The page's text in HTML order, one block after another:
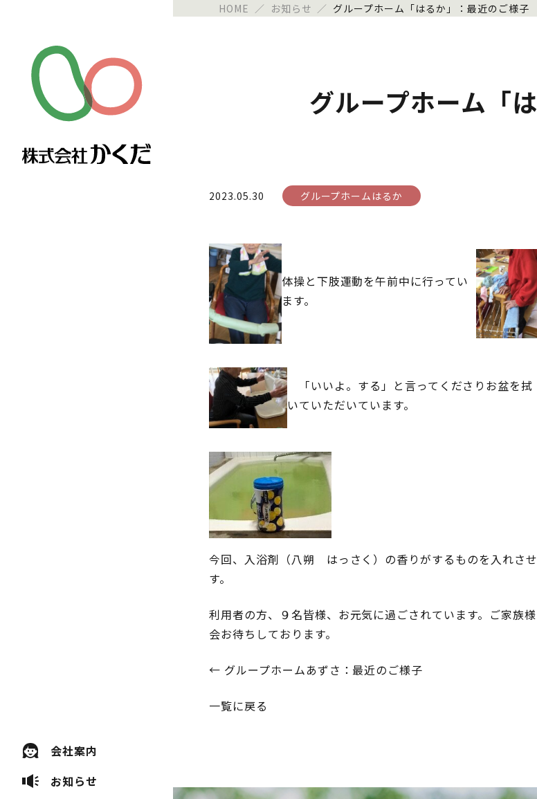
会社案内
お知らせ
HOME ／ お知らせ ／ グループホーム「はるか」：最近のご様子
グループホーム「
2023.05.30 グループホームはるか
体操と下肢運動を午前中に行ってい
ます。
「いいよ。する」と言ってくださりお盆を拭
いていただいています。
今回、入浴剤（八朔 はっさく）の香りがするものを入れさ
す。
利用者の方、９名皆様、お元気に過ごされています。ご家族
会お待ちしております。
投
稿
ゲ
← グループホームあずさ：最近のご様子
一覧に戻る